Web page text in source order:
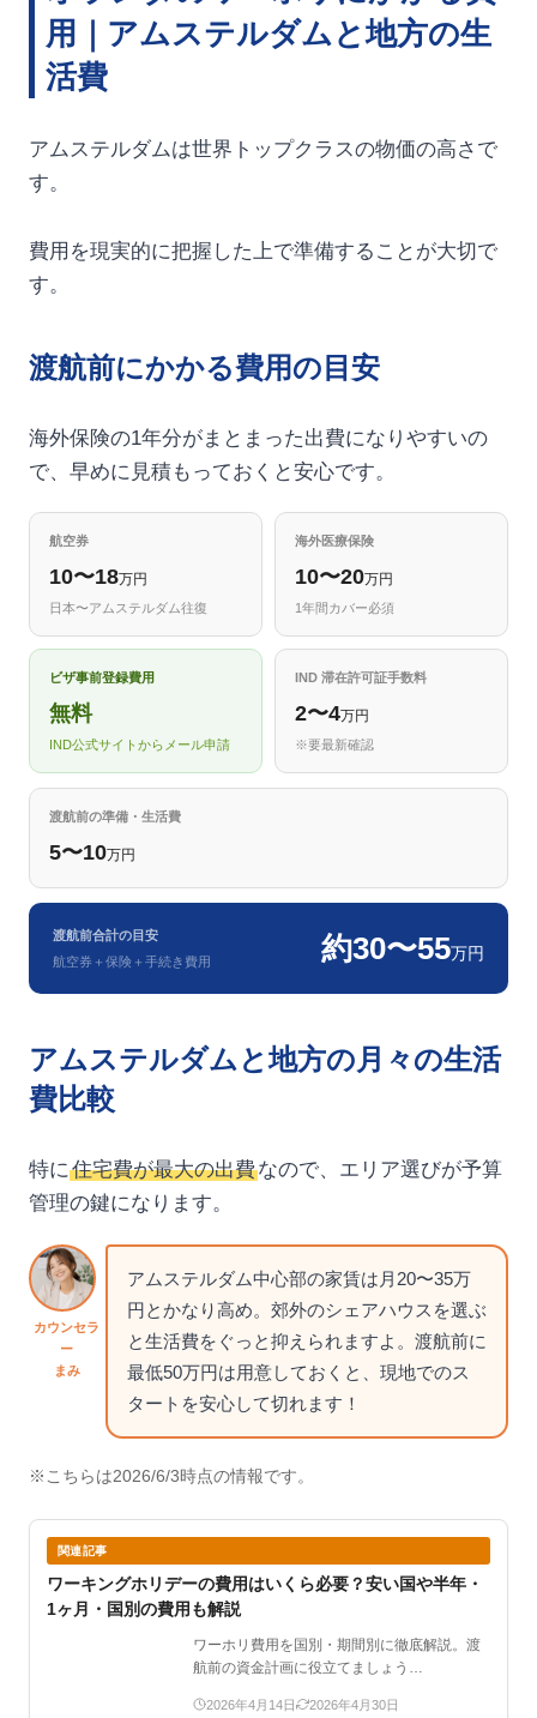
用｜アムステルダムと地方の生
活費
アムステルダムは世界トップクラスの物価の高さで
す。
費用を現実的に把握した上で準備することが大切で
す。
渡航前にかかる費用の目安
海外保険の1年分がまとまった出費になりやすいの
で、早めに見積もっておくと安心です。
航空券
10〜18万円
日本〜アムステルダム往復
海外医療保険
10〜20万円
1年間カバー必須
ビザ事前登録費用
無料
IND公式サイトからメール申請
IND 滞在許可証手数料
2〜4万円
※要最新確認
渡航前の準備・生活費
5〜10万円
渡航前合計の目安
航空券＋保険＋手続き費用
約30〜55万円
アムステルダムと地方の月々の生活
費比較
特に 住宅費が最大の出費なので、エリア選びが予算
管理の鍵になります。
カウンセラ
ー
まみ
アムステルダム中心部の家賃は月20〜35万
円とかなり高め。郊外のシェアハウスを選ぶ
と生活費をぐっと抑えられますよ。渡航前に
最低50万円は用意しておくと、現地でのス
タートを安心して切れます！
※こちらは2026/6/3時点の情報です。
関連記事
ワーキングホリデーの費用はいくら必要？安い国や半年・
1ヶ月・国別の費用も解説
ワーホリ費用を国別・期間別に徹底解説。渡
航前の資金計画に役立てましょう…
2026年4月14日 2026年4月30日